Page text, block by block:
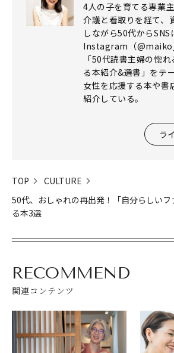
4人の子を育てる専業
介護と看取りを経て、
しながら50代からSNS
Instagram（
「50代読書主婦の惚
る本紹介&選書」をテ
女性を応援する本や書
紹介している。
ラ
TOP
CULTURE
50代、おしゃれの再出発！「自分らしい
る本3選
RECOMMEND
関連コンテンツ